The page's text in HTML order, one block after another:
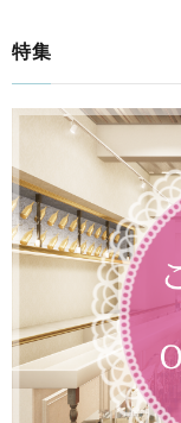
特集